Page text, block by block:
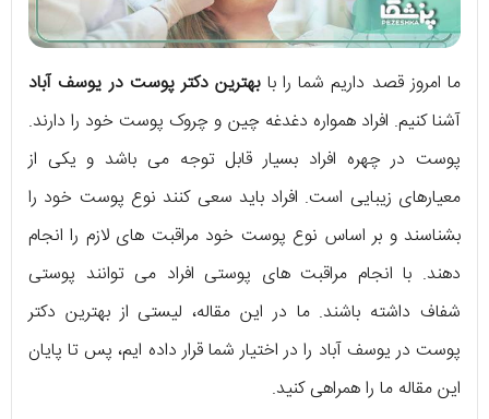
ما امروز قصد داریم شما را بابهترین دکتر پوست در یوسف آباد
آشنا کنیم. افراد همواره دغدغه چین و چروک پوست خود را دارند.
پوست در چهره افراد بسیار قابل توجه می باشد و یکی از
معیارهای زیبایی است. افراد باید سعی کنند نوع پوست خود را
بشناسند و بر اساس نوع پوست خود مراقبت های لازم را انجام
دهند. با انجام مراقبت های پوستی افراد می توانند پوستی
شفاف داشته باشند. ما در این مقاله، لیستی از بهترین دکتر
پوست در یوسف آباد را در اختیار شما قرار داده ایم، پس تا پایان
این مقاله ما را همراهی کنید.